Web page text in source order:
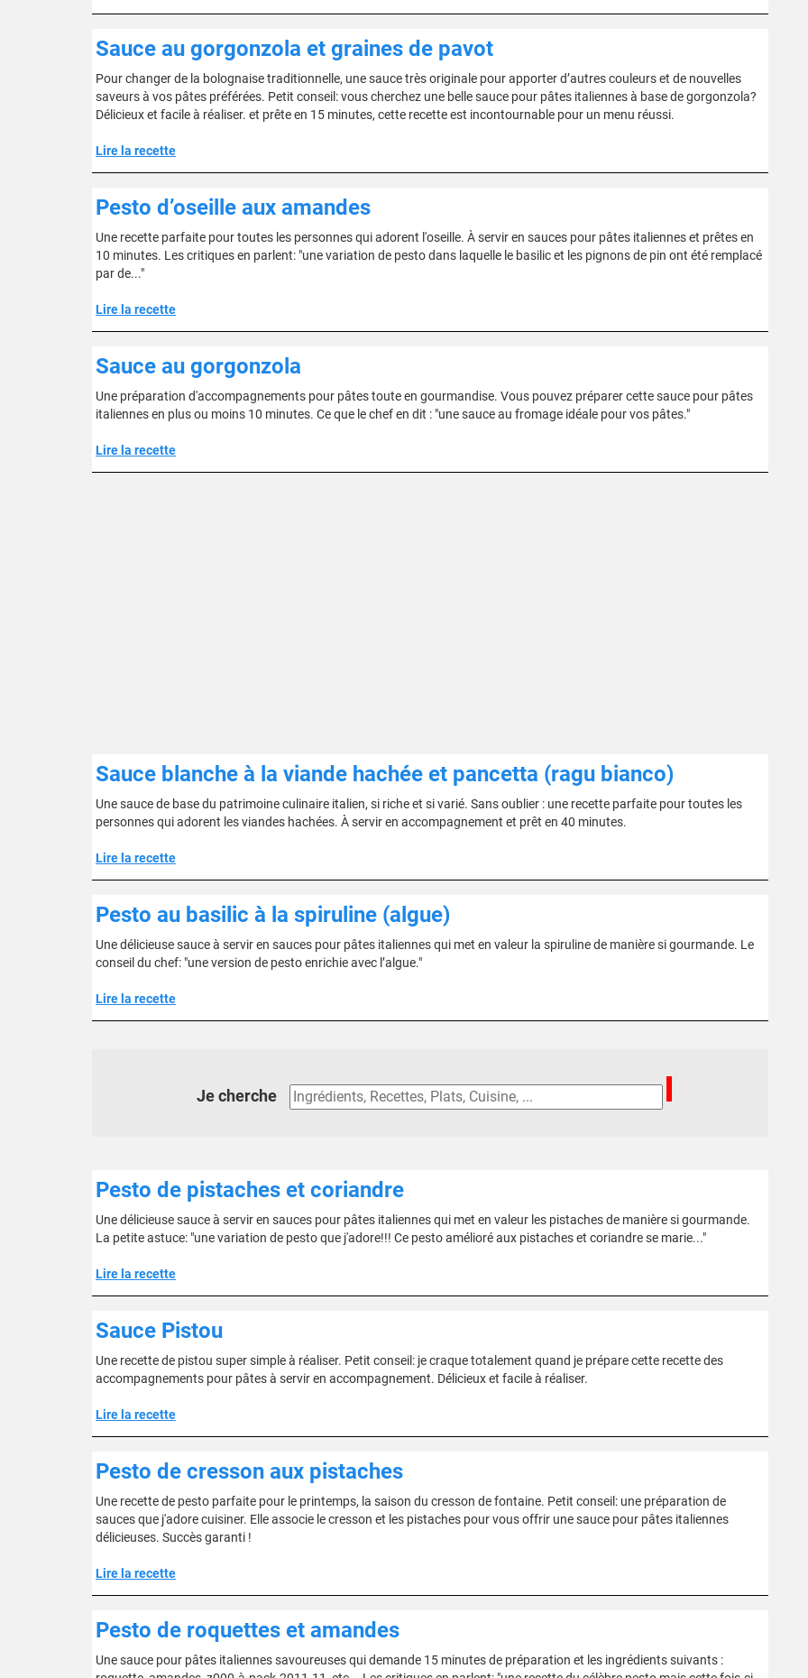
Sauce au gorgonzola et graines de pavot
Pour changer de la bolognaise traditionnelle, une sauce très originale pour apporter d’autres couleurs et de nouvelles
saveurs à vos pâtes préférées. Petit conseil: vous cherchez une belle sauce pour pâtes italiennes à base de gorgonzola?
Délicieux et facile à réaliser. et prête en 15 minutes, cette recette est incontournable pour un menu réussi.
Lire la recette
Pesto d’oseille aux amandes
Une recette parfaite pour toutes les personnes qui adorent l'oseille. À servir en sauces pour pâtes italiennes et prêtes en
10 minutes. Les critiques en parlent: "une variation de pesto dans laquelle le basilic et les pignons de pin ont été remplacé
par de..."
Lire la recette
Sauce au gorgonzola
Une préparation d'accompagnements pour pâtes toute en gourmandise. Vous pouvez préparer cette sauce pour pâtes
italiennes en plus ou moins 10 minutes. Ce que le chef en dit : "une sauce au fromage idéale pour vos pâtes."
Lire la recette
Sauce blanche à la viande hachée et pancetta (ragu bianco)
Une sauce de base du patrimoine culinaire italien, si riche et si varié. Sans oublier : une recette parfaite pour toutes les
personnes qui adorent les viandes hachées. À servir en accompagnement et prêt en 40 minutes.
Lire la recette
Pesto au basilic à la spiruline (algue)
Une délicieuse sauce à servir en sauces pour pâtes italiennes qui met en valeur la spiruline de manière si gourmande. Le
conseil du chef: "une version de pesto enrichie avec l’algue."
Lire la recette
Je cherche
Pesto de pistaches et coriandre
Une délicieuse sauce à servir en sauces pour pâtes italiennes qui met en valeur les pistaches de manière si gourmande.
La petite astuce: "une variation de pesto que j'adore!!! Ce pesto amélioré aux pistaches et coriandre se marie..."
Lire la recette
Sauce Pistou
Une recette de pistou super simple à réaliser. Petit conseil: je craque totalement quand je prépare cette recette des
accompagnements pour pâtes à servir en accompagnement. Délicieux et facile à réaliser.
Lire la recette
Pesto de cresson aux pistaches
Une recette de pesto parfaite pour le printemps, la saison du cresson de fontaine. Petit conseil: une préparation de
sauces que j'adore cuisiner. Elle associe le cresson et les pistaches pour vous offrir une sauce pour pâtes italiennes
délicieuses. Succès garanti !
Lire la recette
Pesto de roquettes et amandes
Une sauce pour pâtes italiennes savoureuses qui demande 15 minutes de préparation et les ingrédients suivants :